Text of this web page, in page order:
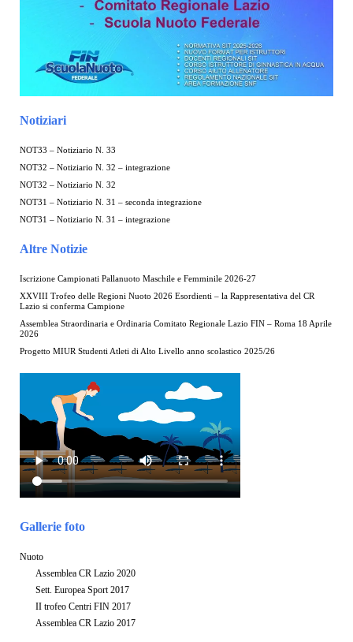
Notiziari
NOT33 – Notiziario N. 33
NOT32 – Notiziario N. 32 – integrazione
NOT32 – Notiziario N. 32
NOT31 – Notiziario N. 31 – seconda integrazione
NOT31 – Notiziario N. 31 – integrazione
Altre Notizie
Iscrizione Campionati Pallanuoto Maschile e Femminile 2026-27
XXVIII Trofeo delle Regioni Nuoto 2026 Esordienti – la Rappresentativa del CR
Lazio si conferma Campione
Assemblea Straordinaria e Ordinaria Comitato Regionale Lazio FIN – Roma 18 Aprile
2026
Progetto MIUR Studenti Atleti di Alto Livello anno scolastico 2025/26
Gallerie foto
Nuoto
Assemblea CR Lazio 2020
Sett. Europea Sport 2017
II trofeo Centri FIN 2017
Assemblea CR Lazio 2017